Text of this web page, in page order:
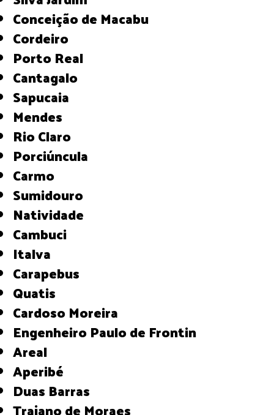
Conceição de Macabu
Cordeiro
Porto Real
Cantagalo
Sapucaia
Mendes
Rio Claro
Porciúncula
Carmo
Sumidouro
Natividade
Cambuci
Italva
Carapebus
Quatis
Cardoso Moreira
Engenheiro Paulo de Frontin
Areal
Aperibé
Duas Barras